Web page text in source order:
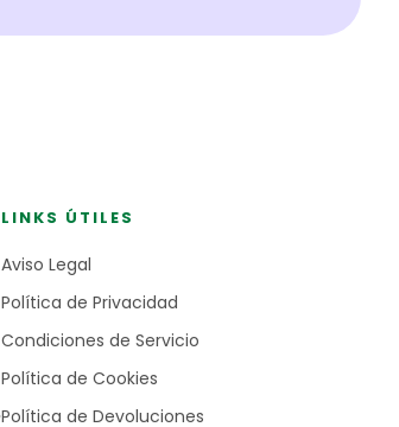
LINKS ÚTILES
Aviso Legal
Política de Privacidad
Condiciones de Servicio
Política de Cookies
Política de Devoluciones